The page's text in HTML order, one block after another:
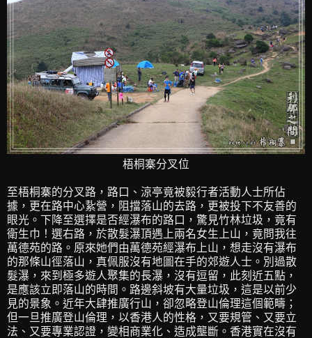
梧桐寨分叉位
至梧桐寨的分叉路，路口、涼亭竟被毅行者活動人士所佔
據，更在路中心紥營，阻擋落山的去路，更被投下不友善的
眼光。下降至選擇是否經瀑布的路口，驚見竹林垃圾，竟有
衛生巾！選右路，於散髮瀑頂遇上兩名女生上山，竟問我往
萬德苑的路。原來她們由萬德苑經瀑布上山，想走沒有瀑布
的那條山徑落山，真佩服沒有地圖在手的郊遊人士。別過散
髮瀑，來到極多遊人聚集的長瀑，沒有逗留，此刻近五點，
是應該立即落山的時間。路邊斜坡有大量垃圾，這是以前少
見的景象。近年大肆推廣行山，卻忽略登山倫理這個範疇；
但一旦推廣登山倫理，以香港人的性格，又要規管、又要立
法、又要專業認證，變相商業化、造成壟斷。香港實在沒有